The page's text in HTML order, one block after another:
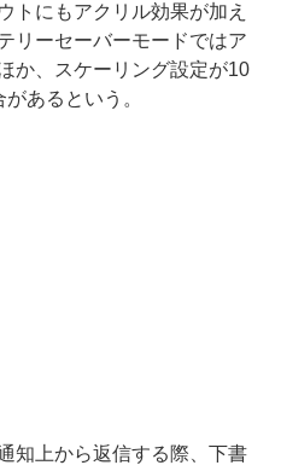
トにもアクリル効果が加え
リーセーバーモードではア
か、スケーリング設定が10
あるという。
知上から返信する際、下書